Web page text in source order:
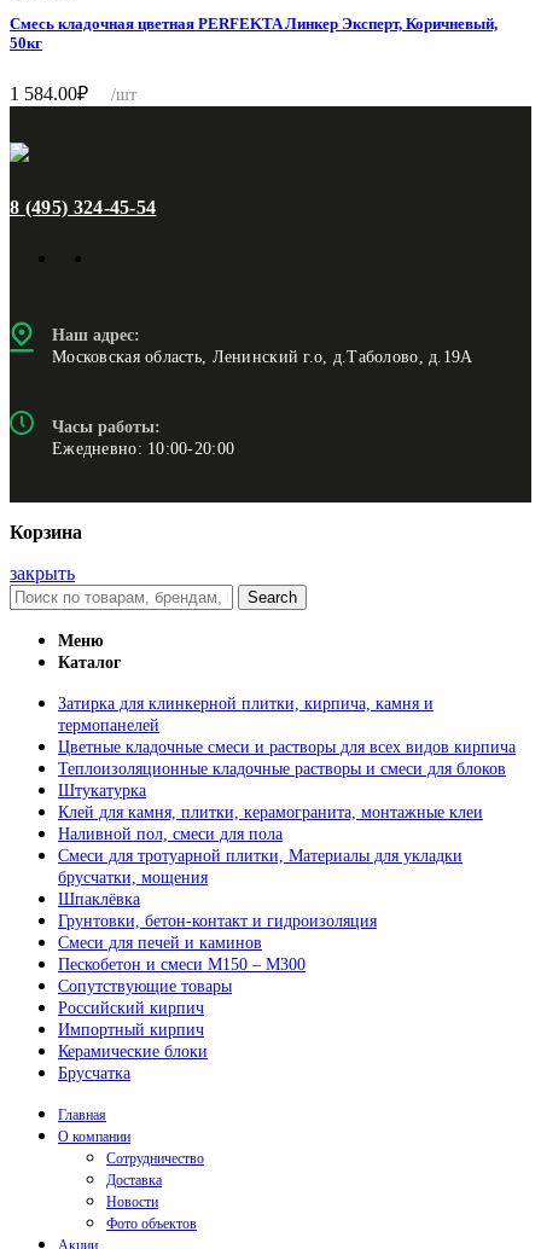
Смесь кладочная цветная PERFEKTA Линкер Эксперт, Коричневый,
50кг
1 584.00₽ /шт
8 (495) 324-45-54
Наш адрес:
Московская область, Ленинский г.о, д.Таболово, д.19А
Часы работы:
Ежедневно: 10:00-20:00
Корзина
закрыть
Search
Меню
Каталог
Затирка для клинкерной плитки, кирпича, камня и
термопанелей
Цветные кладочные смеси и растворы для всех видов кирпича
Теплоизоляционные кладочные растворы и смеси для блоков
Штукатурка
Клей для камня, плитки, керамогранита, монтажные клеи
Наливной пол, смеси для пола
Смеси для тротуарной плитки, Материалы для укладки
брусчатки, мощения
Шпаклёвка
Грунтовки, бетон-контакт и гидроизоляция
Смеси для печей и каминов
Пескобетон и смеси М150 – М300
Сопутствующие товары
Российский кирпич
Импортный кирпич
Керамические блоки
Брусчатка
Главная
О компании
Сотрудничество
Доставка
Новости
Фото объектов